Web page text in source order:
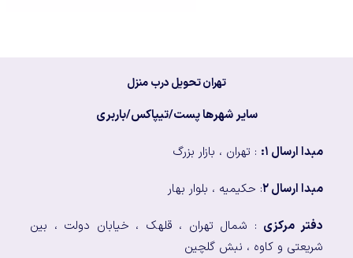
تهران تحویل درب منزل
سایر شهرها پست/تیپاکس/باربری
مبدا ارسال ۱: : تهران ، بازار بزرگ
مبدا ارسال ۲ : حکیمیه ، بلوار بهار
دفتر مرکزی : شمال تهران ، قلهک ، خیابان دولت ، بین
شریعتی و کاوه ، نبش گلچین